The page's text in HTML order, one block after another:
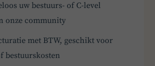
uw bestuurs- of C-level
onze community
met BTW, geschikt voor
bestuurskosten